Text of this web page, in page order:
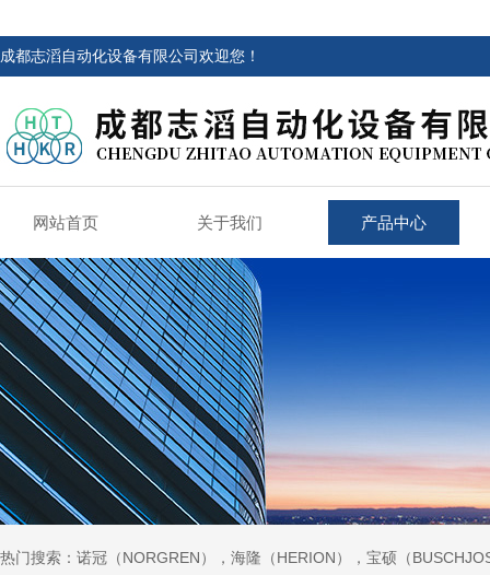
成都志滔自动化设备有限公司欢迎您！
网站首页 关于我们 产品中心
热门搜索：诺冠（NORGREN），海隆（HERION），宝硕（